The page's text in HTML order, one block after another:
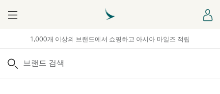
1,000개 이상의 브랜드에서 쇼핑하고 아시아 마일즈 적립
Menu
검색